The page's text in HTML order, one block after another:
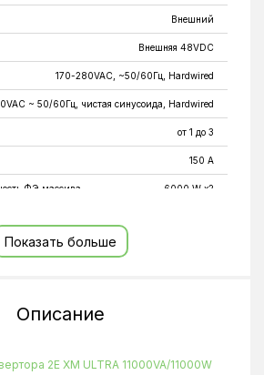
Внешний
Внешняя 48VDC
170-280VAC, ~50/60Гц, Hardwired
~ 50/60Гц, чистая синусоида, Hardwired
от 1 до 3
150 A
ФЭ массива 6000 W x2
Дисплей; Функция холодного старта
Показать больше
Описание
2E XM ULTRA 11000VA/11000W